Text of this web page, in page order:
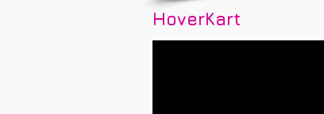
HoverKart